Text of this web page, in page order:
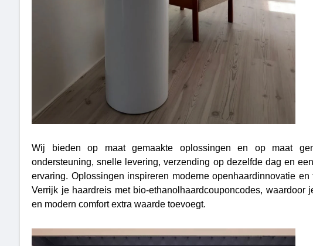
Wij bieden op maat gemaakte oplossingen en op maat
ondersteuning, snelle levering, verzending op dezelfde dag en
ervaring. Oplossingen inspireren moderne openhaardinnovatie
Verrijk je haardreis met bio-ethanolhaardcouponcodes,
en modern comfort extra waarde toevoegt.